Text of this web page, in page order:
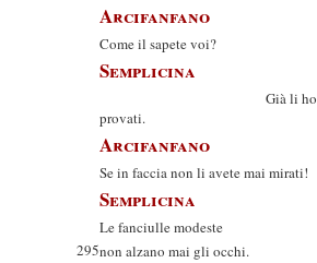
Arcifanfano
Come il sapete voi?
Semplicina
Già li ho
provati.
Arcifanfano
Se in faccia non li avete mai mirati!
Semplicina
Le fanciulle modeste
295non alzano mai gli occhi.